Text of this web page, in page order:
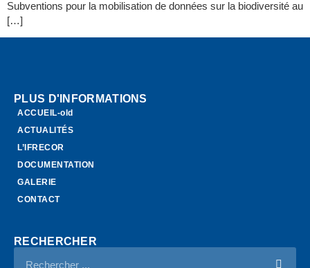
Subventions pour la mobilisation de données sur la biodiversité au
[…]
PLUS D'INFORMATIONS
ACCUEIL-old
ACTUALITÉS
L’IFRECOR
DOCUMENTATION
GALERIE
CONTACT
RECHERCHER